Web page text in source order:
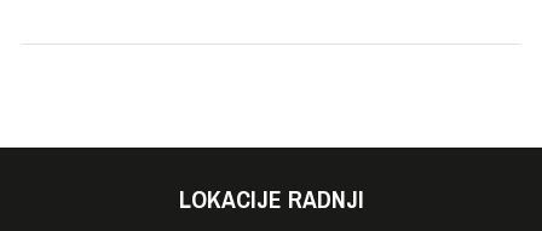
LOKACIJE RADNJI